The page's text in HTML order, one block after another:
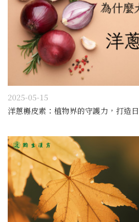
2025-05-15
洋蔥槲皮素：植物界的守護力，打造